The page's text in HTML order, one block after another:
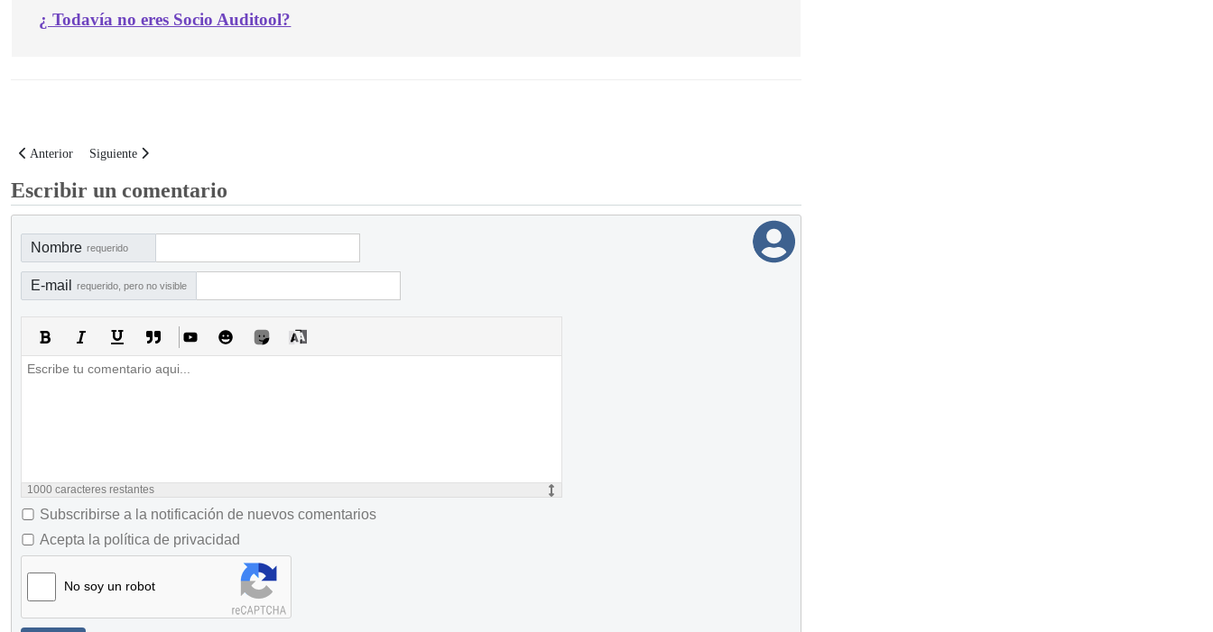
¿Todavía no eres Socio Auditool?
Artículo anterior: Curso Virtual: Evaluación de controles sobre tecnologías de la información
Anterior Artículo siguiente: Curso Virtual: Modelo de Gobierno Empresarial para la Información y Tecnología - COBIT 2019
Siguiente
Escribir un comentario
Nombre requerido
E-mail requerido, pero no visible
1000 caracteres restantes
Subscribirse a la notificación de nuevos comentarios
Acepta la política de privacidad
No soy un robot